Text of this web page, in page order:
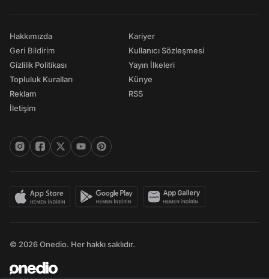
Hakkımızda
Geri Bildirim
Gizlilik Politikası
Topluluk Kuralları
Reklam
İletişim
Kariyer
Kullanıcı Sözleşmesi
Yayın İlkeleri
Künye
RSS
© 2026 Onedio. Her hakkı saklıdır.